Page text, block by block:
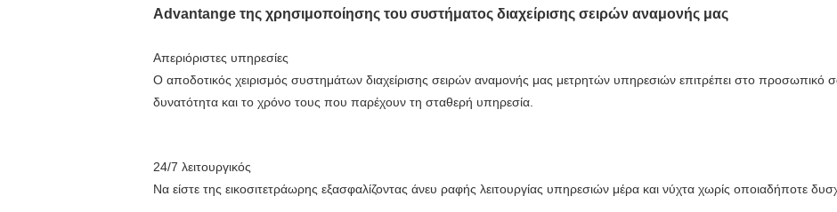
Advantange της χρησιμοποίησης του συστήματος διαχείρισης σειρών αναμονής μας
Απεριόριστες υπηρεσίες
Ο αποδοτικός χειρισμός συστημάτων διαχείρισης σειρών αναμονής μας μετρητών υπηρεσιών επιτρέπει στο προσωπικό
δυνατότητα και το χρόνο τους που παρέχουν τη σταθερή υπηρεσία.
24/7 λειτουργικός
Να είστε της εικοσιτετράωρης εξασφαλίζοντας άνευ ραφής λειτουργίας υπηρεσιών μέρα και νύχτα χωρίς οποιαδήποτε